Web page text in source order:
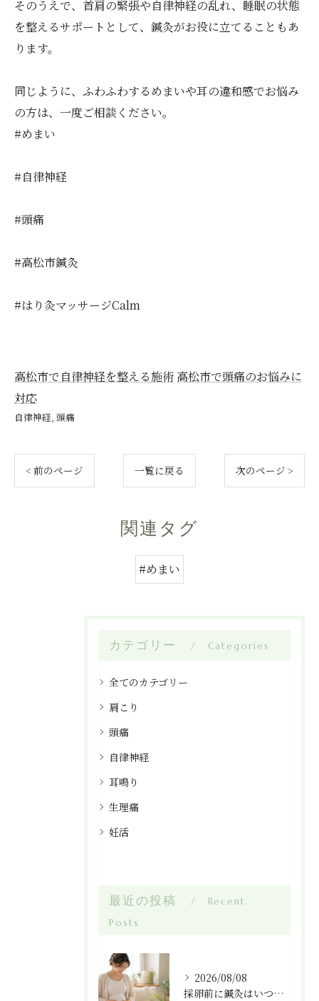
そのうえで、首肩の緊張や自律神経の乱れ、睡眠の状態
を整えるサポートとして、鍼灸がお役に立てることもあ
ります。
同じように、ふわふわするめまいや耳の違和感でお悩み
の方は、一度ご相談ください。
#めまい
#自律神経
#頭痛
#高松市鍼灸
#はり灸マッサージCalm
高松市で自律神経を整える施術 高松市で頭痛のお悩みに
対応
自律神経 頭痛
< 前のページ 一覧に戻る 次のページ >
関連タグ
#めまい
カテゴリー Categories
全てのカテゴリー
肩こり
頭痛
自律神経
耳鳴り
生理痛
妊活
最近の投稿
Recent
Posts
2026/08/08
採卵前に鍼灸はいつ受ける？体外受精の採卵前に考えたい通院ペースと注意点